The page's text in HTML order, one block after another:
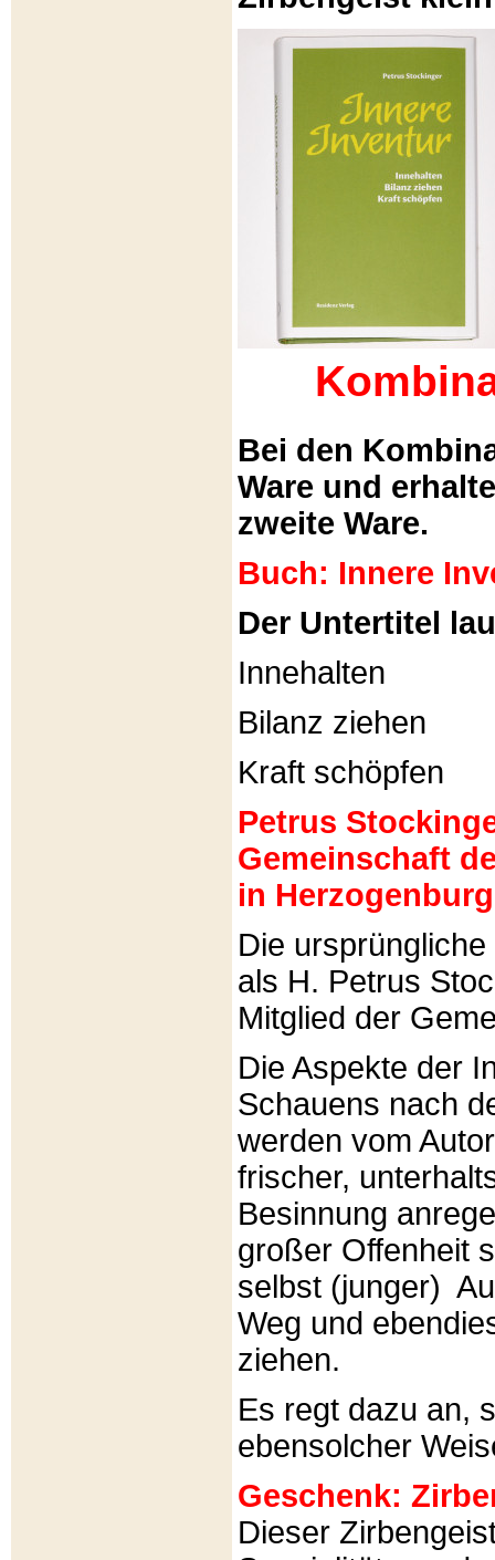
Bei den
Ware und
zweite Ware.
Buch: Innere
Der Untertitel
Innehalten
Bilanz ziehen
Kraft schöpfen
Petrus
Gemeinschaft
in
Die
als H. Petrus
Mitglied der
Die Aspekte der
Schauens nach
werden vom
frischer,
Besinnung
großer Offenheit
selbst (junger)
Weg und
ziehen.
Es regt dazu an,
ebensolcher
Geschenk:
Dieser